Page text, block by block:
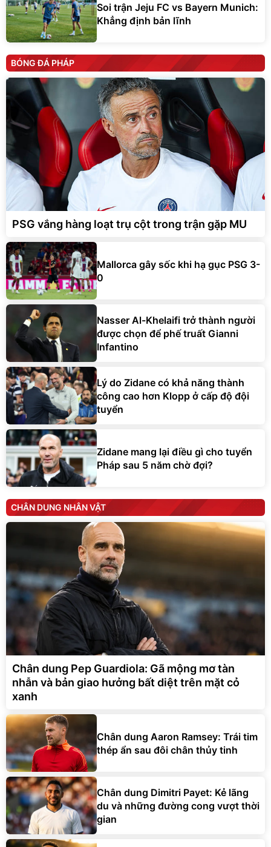
Soi trận Jeju FC vs Bayern Munich:
Khẳng định bản lĩnh
BÓNG ĐÁ PHÁP
PSG vắng hàng loạt trụ cột trong trận gặp MU
Mallorca gây sốc khi hạ gục PSG 3-
0
Nasser Al-Khelaifi trở thành người
được chọn để phế truất Gianni
Infantino
Lý do Zidane có khả năng thành
công cao hơn Klopp ở cấp độ đội
tuyển
Zidane mang lại điều gì cho tuyển
Pháp sau 5 năm chờ đợi?
CHÂN DUNG NHÂN VẬT
Chân dung Pep Guardiola: Gã mộng mơ tàn
nhẫn và bản giao hưởng bất diệt trên mặt cỏ
xanh
Chân dung Aaron Ramsey: Trái tim
thép ẩn sau đôi chân thủy tinh
Chân dung Dimitri Payet: Kẻ lãng
du và những đường cong vượt thời
gian